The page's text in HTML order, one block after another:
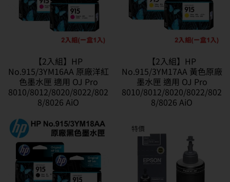
【2入組】HP
No.915/3YM16AA 原廠洋紅
色墨水匣 適用 OJ Pro
8010/8012/8020/8022/802
8/8026 AiO
【2入組】HP
No.915/3YM17AA 黃色原廠
墨水匣 適用 OJ Pro
8010/8012/8020/8022/802
8/8026 AiO
特價